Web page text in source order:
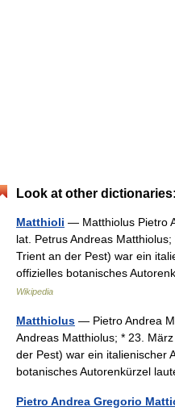
Look at other dictionaries:
Matthioli — Matthiolus Pietro
lat. Petrus Andreas
Trient an der Pest) war ein
offizielles botanisches
Wikipedia
Matthiolus — Pietro Andrea
Andreas Matthiolus; * 23.
der Pest) war ein italienischer
botanisches Autorenkürzel
Pietro Andrea Gregorio